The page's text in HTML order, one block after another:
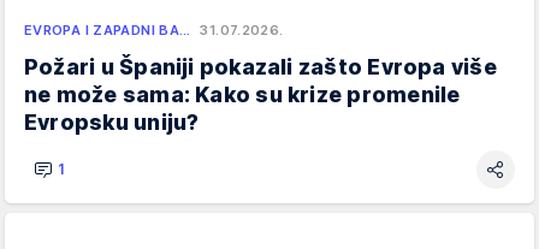
EVROPA I ZAPADNI BA… 31.07.2026.
Požari u Španiji pokazali zašto Evropa više
ne može sama: Kako su krize promenile
Evropsku uniju?
1